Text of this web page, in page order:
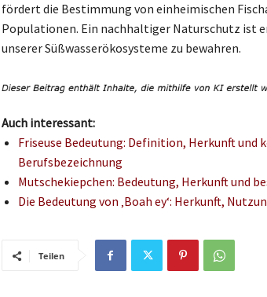
fördert die Bestimmung von einheimischen
Populationen. Ein nachhaltiger Naturschutz ist
unserer Süßwasserökosysteme zu bewahren.
Auch interessant:
Friseuse Bedeutung: Definition, Herkunft und
Berufsbezeichnung
Mutschekiepchen: Bedeutung, Herkunft und
Die Bedeutung von ‚Boah ey‘: Herkunft,
Teilen